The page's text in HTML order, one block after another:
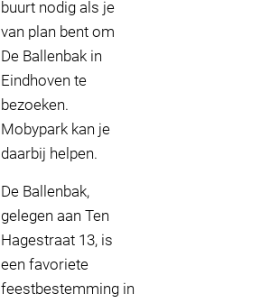
buurt nodig als je
van plan bent om
De Ballenbak in
Eindhoven te
bezoeken.
Mobypark kan je
daarbij helpen.
De Ballenbak,
gelegen aan Ten
Hagestraat 13, is
een favoriete
feestbestemming in